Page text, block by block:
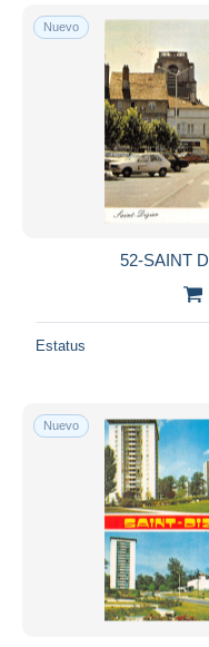
Nuevo
52-SAINT
Estatus
Nuevo